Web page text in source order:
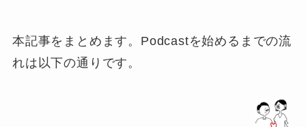
本記事をまとめます。Podcastを始めるまでの流
れは以下の通りです。